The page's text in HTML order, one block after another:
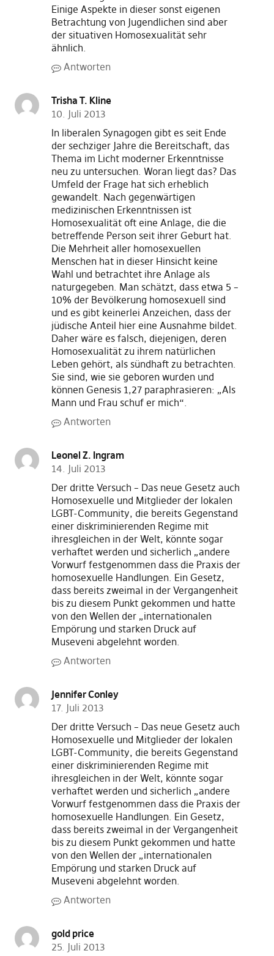
Einige Aspekte in dieser sonst eigenen
Betrachtung von Jugendlichen sind aber
der situativen Homosexualität sehr
ähnlich.
Antworten
Trisha T. Kline
10. Juli 2013
In liberalen Synagogen gibt es seit Ende
der sechziger Jahre die Bereitschaft, das
Thema im Licht moderner Erkenntnisse
neu zu untersuchen. Woran liegt das? Das
Umfeld der Frage hat sich erheblich
gewandelt. Nach gegenwärtigen
medizinischen Erkenntnissen ist
Homosexualität oft eine Anlage, die die
betreffende Person seit ihrer Geburt hat.
Die Mehrheit aller homosexuellen
Menschen hat in dieser Hinsicht keine
Wahl und betrachtet ihre Anlage als
naturgegeben. Man schätzt, dass etwa 5 –
10% der Bevölkerung homosexuell sind
und es gibt keinerlei Anzeichen, dass der
jüdische Anteil hier eine Ausnahme bildet.
Daher wäre es falsch, diejenigen, deren
Homosexualität zu ihrem natürlichen
Leben gehört, als sündhaft zu betrachten.
Sie sind, wie sie geboren wurden und
können Genesis 1,27 paraphrasieren: „Als
Mann und Frau schuf er mich“.
Antworten
Leonel Z. Ingram
14. Juli 2013
Der dritte Versuch – Das neue Gesetz auch
Homosexuelle und Mitglieder der lokalen
LGBT-Community, die bereits Gegenstand
einer diskriminierenden Regime mit
ihresgleichen in der Welt, könnte sogar
verhaftet werden und sicherlich „andere
Vorwurf festgenommen dass die Praxis der
homosexuelle Handlungen. Ein Gesetz,
dass bereits zweimal in der Vergangenheit
bis zu diesem Punkt gekommen und hatte
von den Wellen der „internationalen
Empörung und starken Druck auf
Museveni abgelehnt worden.
Antworten
Jennifer Conley
17. Juli 2013
Der dritte Versuch – Das neue Gesetz auch
Homosexuelle und Mitglieder der lokalen
LGBT-Community, die bereits Gegenstand
einer diskriminierenden Regime mit
ihresgleichen in der Welt, könnte sogar
verhaftet werden und sicherlich „andere
Vorwurf festgenommen dass die Praxis der
homosexuelle Handlungen. Ein Gesetz,
dass bereits zweimal in der Vergangenheit
bis zu diesem Punkt gekommen und hatte
von den Wellen der „internationalen
Empörung und starken Druck auf
Museveni abgelehnt worden.
Antworten
gold price
25. Juli 2013